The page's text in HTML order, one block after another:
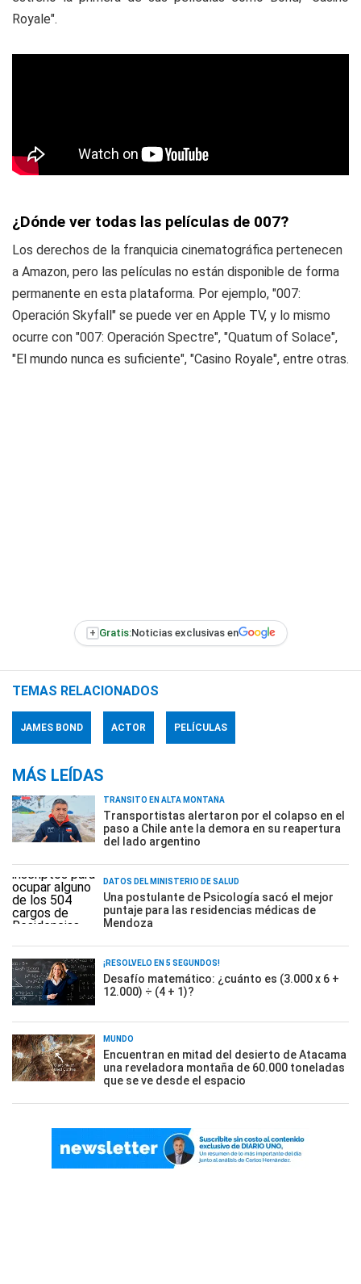
Royale".
¿Dónde ver todas las películas de 007?
Los derechos de la franquicia cinematográfica pertenecen
a Amazon, pero las películas no están disponible de forma
permanente en esta plataforma. Por ejemplo, "007:
Operación Skyfall" se puede ver en Apple TV, y lo mismo
ocurre con "007: Operación Spectre", "Quatum of Solace",
"El mundo nunca es suficiente", "Casino Royale", entre otras.
+ Gratis:Noticias exclusivas en
TEMAS RELACIONADOS
JAMES BOND ACTOR PELÍCULAS
MÁS LEÍDAS
TRÁNSITO EN ALTA MONTAÑA
Transportistas alertaron por el colapso en el
paso a Chile ante la demora en su reapertura
del lado argentino
DATOS DEL MINISTERIO DE SALUD
Una postulante de Psicología sacó el mejor
puntaje para las residencias médicas de
Mendoza
¡RESOLVELO EN 5 SEGUNDOS!
Desafío matemático: ¿cuánto es (3.000 x 6 +
12.000) ÷ (4 + 1)?
MUNDO
Encuentran en mitad del desierto de Atacama
una reveladora montaña de 60.000 toneladas
que se ve desde el espacio